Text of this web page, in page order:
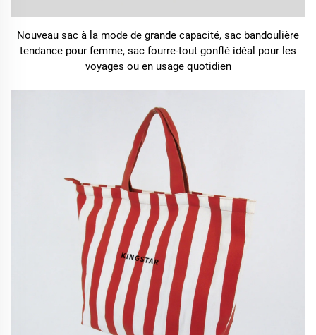
Nouveau sac à la mode de grande capacité, sac bandoulière
tendance pour femme, sac fourre-tout gonflé idéal pour les
voyages ou en usage quotidien